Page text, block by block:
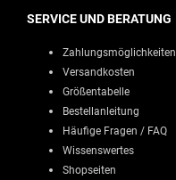
SERVICE UND BERATUNG
Zahlungsmöglichkeiten
Versandkosten
Größentabelle
Bestellanleitung
Häufige Fragen / FAQ
Wissenswertes
Shopseiten